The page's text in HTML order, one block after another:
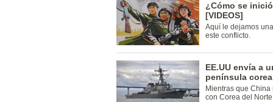
¿Cómo se
[VIDEOS]
Aquí le dejamos
este conflicto.
EE.UU envía a
península
Mientras que
con Corea del